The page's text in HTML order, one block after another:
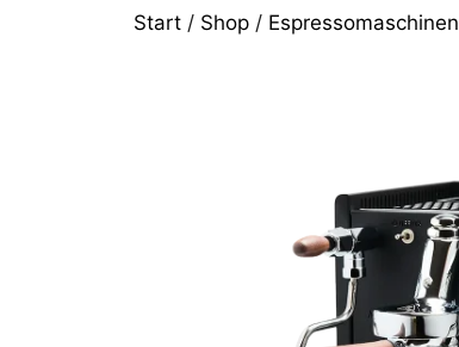
Start / Shop / Espressomaschinen